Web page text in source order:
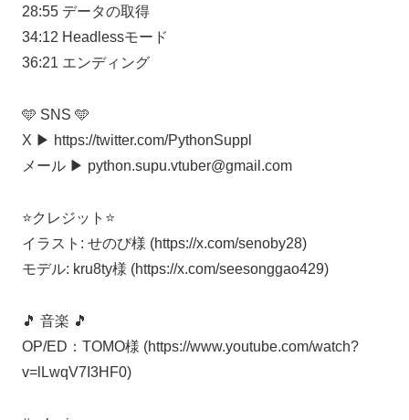
28:55 データの取得
34:12 Headlessモード
36:21 エンディング
🩵 SNS 🩵
X ▶︎ https://twitter.com/PythonSuppl
メール ▶︎ python.supu.vtuber@gmail.com
⭐️クレジット⭐️
イラスト: せのび様 (https://x.com/senoby28)
モデル: kru8ty様 (https://x.com/seesonggao429)
🎵 音楽 🎵
OP/ED：TOMO様 (https://www.youtube.com/watch?
v=lLwqV7I3HF0)